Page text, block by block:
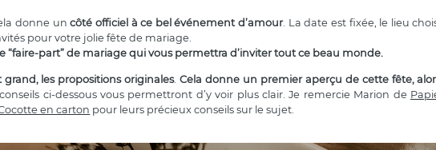
donne uncôté officiel à ce bel événement d’amour. La date est fixée, le lieu
pour votre jolie fête de mariage.
“faire-part” de mariage qui vous permettra d’inviter tout ce beau monde.
grand, les propositions originales.Cela donne un premier aperçu de cette fête,
ci-dessous vous permettront d’y voir plus clair. Je remercie Marion de
en carton pour leurs précieux conseils sur le sujet.